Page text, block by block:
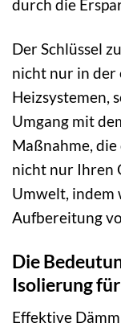
durch die
Der Schlüssel
nicht nur in der
Heizsystemen,
Umgang mit
Maßnahme,
nicht nur Ihren
Umwelt, indem
Aufbereitung
Die
Isolierung
Effektive